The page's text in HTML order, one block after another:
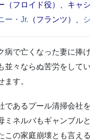
（フロイド役）、キャ
ー・Jr. （フランツ）、
病で亡くなった妻に捧
並々ならぬ苦労をして
す。
であるプール清掃会社
ミネルバもギャンブル
この家庭崩壊とも言え